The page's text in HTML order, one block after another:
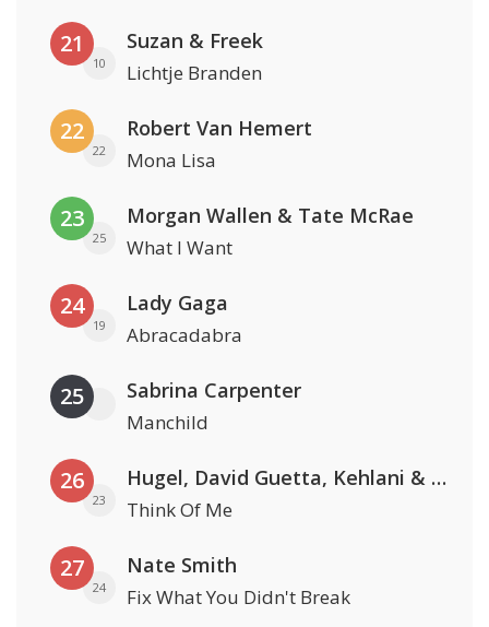
21
10
Suzan & Freek
Lichtje Branden
22
22
Robert Van Hemert
Mona Lisa
23
25
Morgan Wallen & Tate McRae
What I Want
24
19
Lady Gaga
Abracadabra
25 Sabrina Carpenter
Manchild
26
23
Hugel, David Guetta, Kehlani & Daecolm
Think Of Me
27
24
Nate Smith
Fix What You Didn't Break